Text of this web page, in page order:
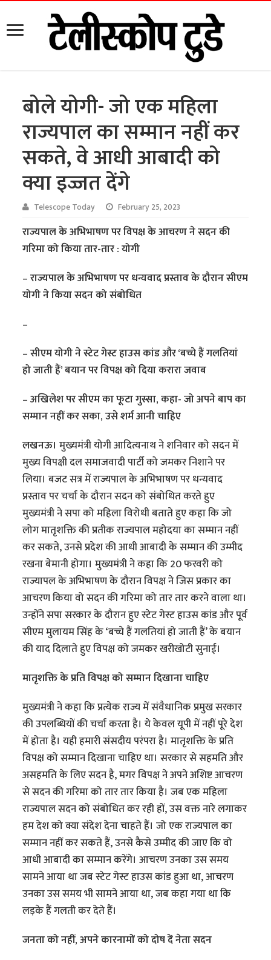
बोले योगी- जो एक महिला
राज्यपाल का सम्मान नहीं कर
सकते, वे आधी आबादी को
क्या इज्जत देंगे
Telescope Today February 25, 2023
राज्यपाल के अभिभाषण पर विपक्ष के आचरण ने सदन की
गरिमा को किया तार-तार : योगी
– राज्यपाल के अभिभाषण पर धन्यवाद प्रस्ताव के दौरान सीएम
योगी ने किया सदन को संबोधित
–
– सीएम योगी ने स्टेट गेस्ट हाउस कांड और ‘बच्चे हैं गलतियां
हो जाती हैं’ बयान पर विपक्ष को दिया करारा जवाब
– अखिलेश पर सीएम का फूटा गुस्सा, कहा- जो अपने बाप का
सम्मान नहीं कर सका, उसे शर्म आनी चाहिए
लखनऊ।मुख्यमंत्री योगी आदित्यनाथ ने शनिवार को सदन में
मुख्य विपक्षी दल समाजवादी पार्टी को जमकर निशाने पर
लिया। बजट सत्र में राज्यपाल के अभिभाषण पर धन्यवाद
प्रस्ताव पर चर्चा के दौरान सदन को संबोधित करते हुए
मुख्यमंत्री ने सपा को महिला विरोधी बताते हुए कहा कि जो
लोग मातृशक्ति की प्रतीक राज्यपाल महोदया का सम्मान नहीं
कर सकते, उनसे प्रदेश की आधी आबादी के सम्मान की उम्मीद
रखना बेमानी होगा। मुख्यमंत्री ने कहा कि 20 फरवरी को
राज्यापल के अभिभाषण के दौरान विपक्ष ने जिस प्रकार का
आचरण किया वो सदन की गरिमा को तार तार करने वाला था।
उन्होंने सपा सरकार के दौरान हुए स्टेट गेस्ट हाउस कांड और पूर्व
सीएम मुलायम सिंह के ‘बच्चे हैं गलतियां हो जाती हैं’ के बयान
की याद दिलाते हुए विपक्ष को जमकर खरीखोटी सुनाई।
मातृशक्ति के प्रति विपक्ष को सम्मान दिखाना चाहिए
मुख्यमंत्री ने कहा कि प्रत्येक राज्य में संवैधानिक प्रमुख सरकार
की उपलब्धियों की चर्चा करता है। ये केवल यूपी में नहीं पूरे देश
में होता है। यही हमारी संसदीय परंपरा है। मातृशक्ति के प्रति
विपक्ष को सम्मान दिखाना चाहिए था। सरकार से सहमति और
असहमति के लिए सदन है, मगर विपक्ष ने अपने अशिष्ट आचरण
से सदन की गरिमा को तार तार किया है। जब एक महिला
राज्यपाल सदन को संबोधित कर रही हों, उस वक्त नारे लगाकर
हम देश को क्या संदेश देना चाहते हैं। जो एक राज्यपाल का
सम्मान नहीं कर सकते हैं, उनसे कैसे उम्मीद की जाए कि वो
आधी आबादी का सम्मान करेंगे। आचरण उनका उस समय
सामने आया था जब स्टेट गेस्ट हाउस कांड हुआ था, आचरण
उनका उस समय भी सामने आया था, जब कहा गया था कि
लड़के हैं गलती कर देते हैं।
जनता को नहीं, अपने कारनामों को दोष दें नेता सदन